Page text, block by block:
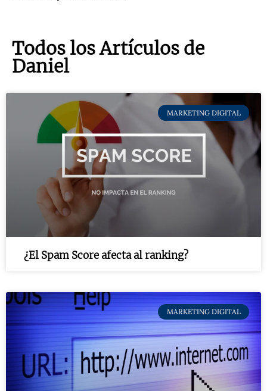
Todos los Artículos de
Daniel
MARKETING DIGITAL
¿El Spam Score afecta al ranking?
MARKETING DIGITAL